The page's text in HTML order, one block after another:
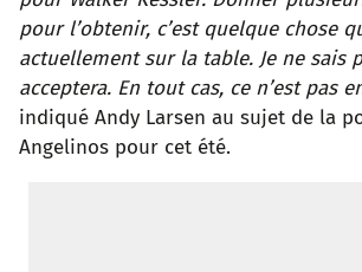
pour l’obtenir, c’est quelque chose
actuellement sur la table. Je ne sais
acceptera. En tout cas, ce n’est pas
indiqué Andy Larsen au sujet de la
Angelinos pour cet été.